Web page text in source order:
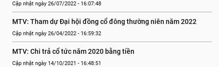
Cập nhật ngày 26/07/2022 - 16:07:48
MTV: Tham dự Đại hội đồng cổ đông thường niên năm 2022
Cập nhật ngày 26/04/2022 - 16:59:32
MTV: Chi trả cổ tức năm 2020 bằng tiền
Cập nhật ngày 14/10/2021 - 16:48:51